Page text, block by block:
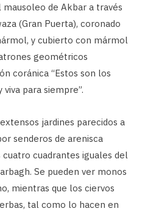
de Akbar a través
(Gran Puerta), coronado
y cubierto con mármol
geométricos
coránica “Estos son los
para siempre”.
jardines parecidos a
senderos de arenisca
cuadrantes iguales del
Se pueden ver monos
mientras que los ciervos
tal como lo hacen en